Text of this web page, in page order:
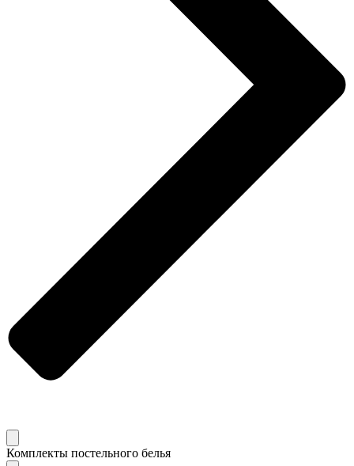
Комплекты постельного белья